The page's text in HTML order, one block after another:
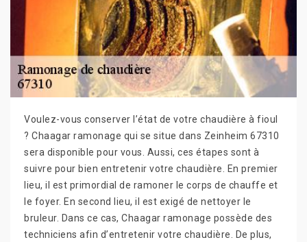
Voulez-vous conserver l’état de votre chaudière à fioul
? Chaagar ramonage qui se situe dans Zeinheim 67310
sera disponible pour vous. Aussi, ces étapes sont à
suivre pour bien entretenir votre chaudière. En premier
lieu, il est primordial de ramoner le corps de chauffe et
le foyer. En second lieu, il est exigé de nettoyer le
bruleur. Dans ce cas, Chaagar ramonage possède des
techniciens afin d’entretenir votre chaudière. De plus,